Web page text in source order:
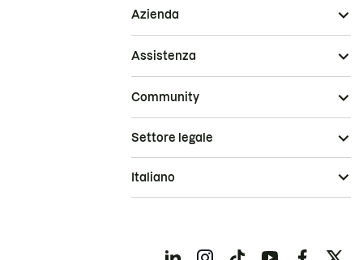
Azienda
Assistenza
Community
Settore legale
Italiano